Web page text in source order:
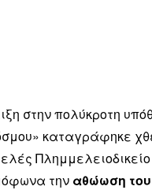
στην πολύκροτη
καταγράφηκε
την αθώωση